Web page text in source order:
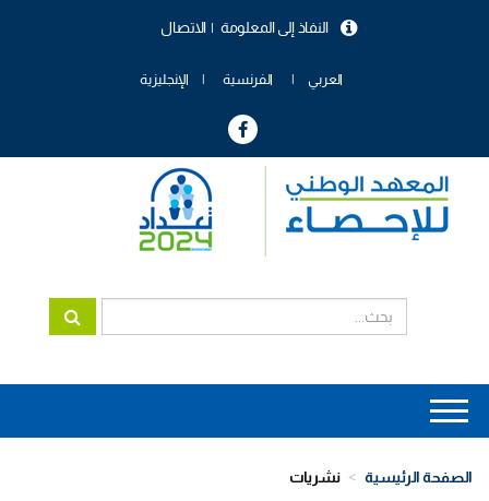
الاتصال النفاذ إلى المعلومة
العربي الفرنسية الإنجليزية
Main
navigation
الصفحة الرئيسية نشريات